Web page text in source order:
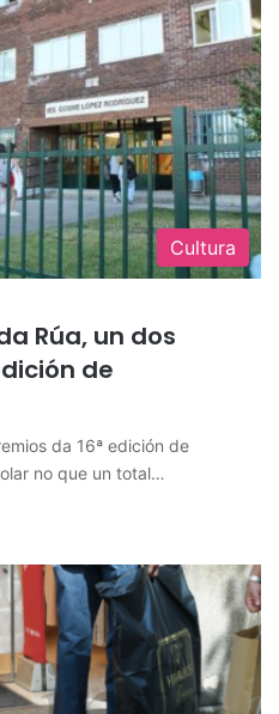
Cultura
Rúa, un dos
de
da 16ª edición de
no que un total…